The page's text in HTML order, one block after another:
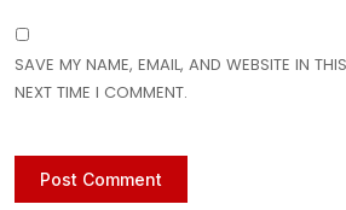
SAVE MY NAME, EMAIL, AND WEBSITE IN
NEXT TIME I COMMENT.